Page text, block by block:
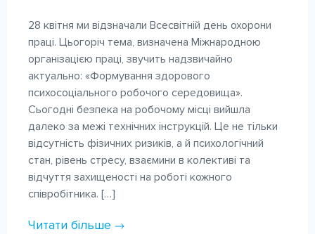
28 квітня ми відзначали Всесвітній день охорони
праці. Цьогоріч тема, визначена Міжнародною
організацією праці, звучить надзвичайно
актуально: «Формування здорового
психосоціального робочого середовища».
Сьогодні безпека на робочому місці вийшла
далеко за межі технічних інструкцій. Це не тільки
відсутність фізичних ризиків, а й психологічний
стан, рівень стресу, взаємини в колективі та
відчуття захищеності на роботі кожного
співробітника. […]
Читати більше